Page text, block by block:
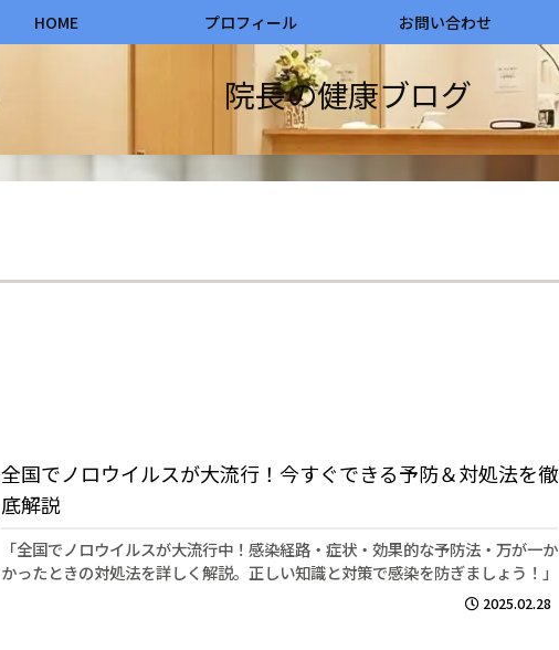
院長の健康ブログ
HOME プロフィール お問い合わせ
全国でノロウイルスが大流行！今すぐできる予防＆対処法を徹
底解説
「全国でノロウイルスが大流行中！感染経路・症状・効果的な予防法・万が一か
かったときの対処法を詳しく解説。正しい知識と対策で感染を防ぎましょう！」
2025.02.28